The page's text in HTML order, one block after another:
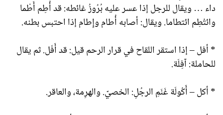
داء … ويقال للرجل إذا عسر عليه بُرُوزُ غائطه: قد أُطِم أَطْما
وائتُطِم ائتطاما. ويقال: أصابه أُطام وإِطام إذا احتبس بطنه.
* أفل – إذا استقر اللقاح في قرار الرحم قيل: قد أَفَل. ثم يقال
للحاملة: آفِلَة.
* أكل – أَكُولَة غَنَمِ الرجُلِ: الخصيّ. والهرِمة، والعاقر.